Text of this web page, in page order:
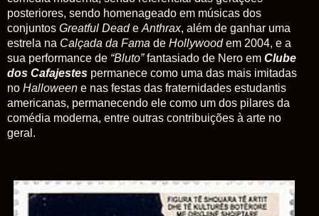
posteriores, sendo homenageado em músicas dos
conjuntos Greatful Deade Anthrax, além de ganhar uma
estrela na Calçada da Fama de Hollywoodem 2004, e a
sua performance de “Bluto”fantasiado de Nero em Clube
dos Cafajestes permanece como uma das mais imitadas
no Halloween e nas festas das fraternidades estudantis
americanas, permanecendo ele como um dos pilares da
comédia moderna, entre outras contribuições à arte no
geral.